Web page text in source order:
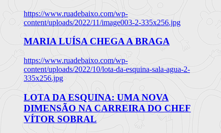
https://www.ruadebaixo.com/wp-
content/uploads/2022/11/image003-2-335x256.jpg
MARIA LUÍSA CHEGA A BRAGA
https://www.ruadebaixo.com/wp-
content/uploads/2022/10/lota-da-esquina-sala-agua-2-
335x256.jpg
LOTA DA ESQUINA: UMA NOVA
DIMENSÃO NA CARREIRA DO CHEF
VÍTOR SOBRAL